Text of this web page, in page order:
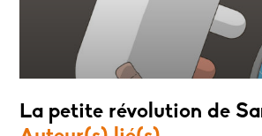
La petite révolution de